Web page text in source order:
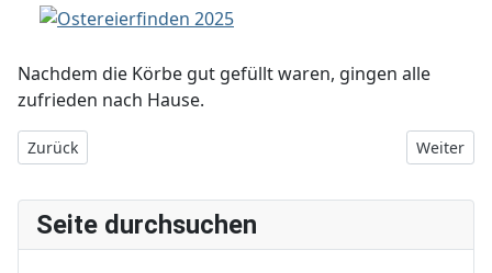
Nachdem die Körbe gut gefüllt waren, gingen alle
zufrieden nach Hause.
Vorheriger Beitrag: Baumschnitt 2025
Zurück Nächster
Weiter
Seite durchsuchen